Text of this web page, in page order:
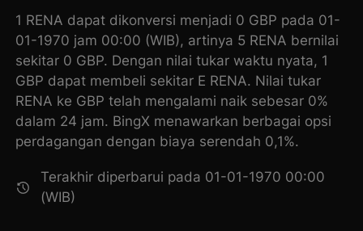
1 RENA dapat dikonversi menjadi 0 GBP pada 01-
01-1970 jam 00:00 (WIB), artinya 5 RENA bernilai
sekitar 0 GBP. Dengan nilai tukar waktu nyata, 1
GBP dapat membeli sekitar E RENA. Nilai tukar
RENA ke GBP telah mengalami naik sebesar 0%
dalam 24 jam. BingX menawarkan berbagai opsi
perdagangan dengan biaya serendah 0,1%.
Terakhir diperbarui pada 01-01-1970 00:00
(WIB)